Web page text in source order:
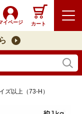
イページ カート
ズ以上（73-H）